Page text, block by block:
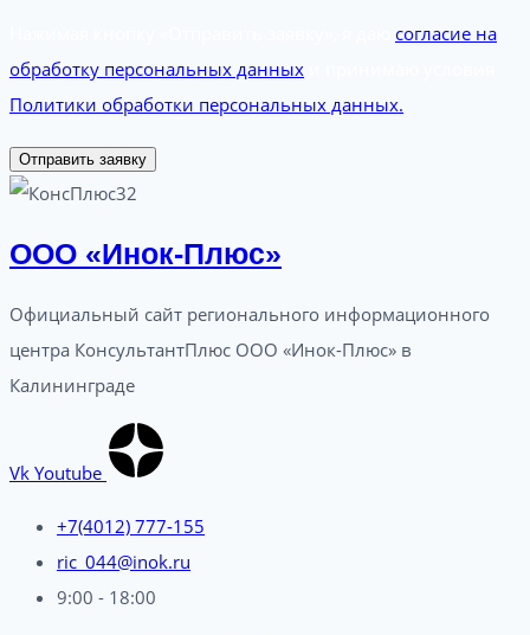
согласие на
обработку персональных данных
Политики обработки персональных данных.
Отправить заявку
ООО «Инок-Плюс»
Официальный сайт регионального информационного
центра КонсультантПлюс ООО «Инок-Плюс» в
Калининграде
Vk Youtube
+7(4012) 777-155
ric_044@inok.ru
9:00 - 18:00